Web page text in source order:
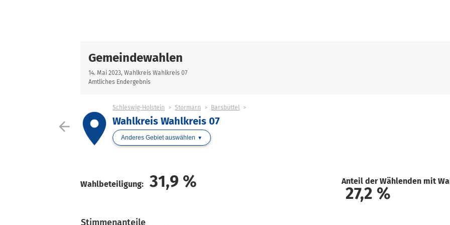
Gemeindewahlen
14. Mai 2023, Wahlkreis Wahlkreis 07
Amtliches Endergebnis
arrow_back place
Schleswig-Holstein Stormarn Barsbüttel
Wahlkreis Wahlkreis 07
Anderes Gebiet auswählen
Wahlbeteiligung: 31,9 % Anteil der Wählenden mit
27,2 %
Stimmenanteile